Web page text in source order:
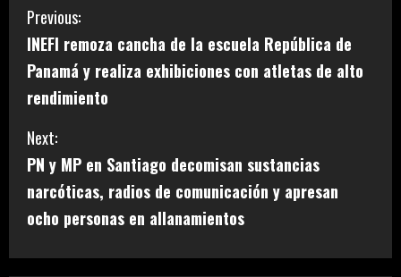
C
o
n
t
i
n
Previous:
INEFI remoza cancha de la escuela República de
Panamá y realiza exhibiciones con atletas de alto
rendimiento
Next:
PN y MP en Santiago decomisan sustancias
narcóticas, radios de comunicación y apresan
ocho personas en allanamientos